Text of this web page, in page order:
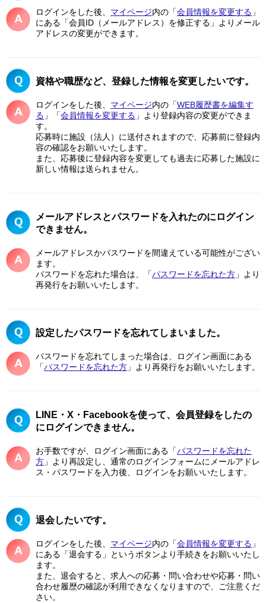
ログインをした後、 マイページ内の「会員情報を変更する 」
にある「会員ID（メールアドレス）を修正する」よりメール
アドレスの変更ができます。
資格や職歴など、登録した情報を変更したいです。
ログインをした後、 マイページ内の「WEB履歴書を編集す
る 」「会員情報を変更する 」より登録内容の変更ができま
す。
応募時に施設（法人）に送付されますので、応募前に登録内
容の確認をお願いいたします。
また、応募後に登録内容を変更しても過去に応募した施設に
新しい情報は送られません。
メールアドレスとパスワードを入れたのにログイン
できません。
メールアドレスかパスワードを間違えている可能性がござい
ます。
パスワードを忘れた場合は、「パスワードを忘れた方 」より
再発行をお願いいたします。
設定したパスワードを忘れてしまいました。
パスワードを忘れてしまった場合は、ログイン画面にある
「パスワードを忘れた方 」より再発行をお願いいたします。
LINE・X・Facebookを使って、会員登録をしたの
にログインできません。
お手数ですが、ログイン画面にある「パスワードを忘れた
方 」より再設定し、通常のログインフォームにメールアドレ
ス・パスワードを入力後、ログインをお願いいたします。
退会したいです。
ログインをした後、 マイページ内の「会員情報を変更する 」
にある「退会する」というボタンより手続きをお願いいたし
ます。
また、退会すると、求人への応募・問い合わせや応募・問い
合わせ履歴の確認が利用できなくなりますので、ご注意くだ
さい。